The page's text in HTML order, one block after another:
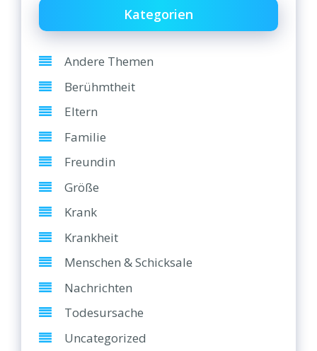
Kategorien
Andere Themen
Berühmtheit
Eltern
Familie
Freundin
Größe
Krank
Krankheit
Menschen & Schicksale
Nachrichten
Todesursache
Uncategorized